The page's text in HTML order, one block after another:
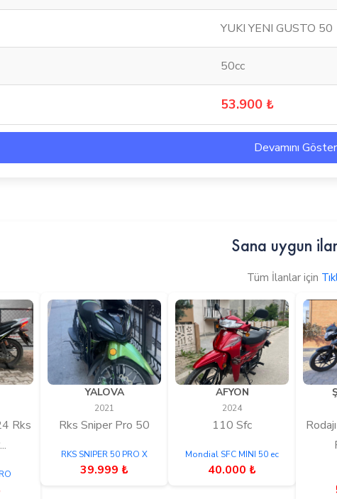
YUKI YENI GUSTO 50
50cc
53.900 ₺
Devamını Göster
Sana uygun
Tüm İlanlar için
Rks
YALOVA
2021
Rks Sniper Pro 50
RKS SNIPER 50 PRO X
39.999 ₺
AFYON
2024
110 Sfc
Mondial SFC MINI 50 ec
40.000 ₺